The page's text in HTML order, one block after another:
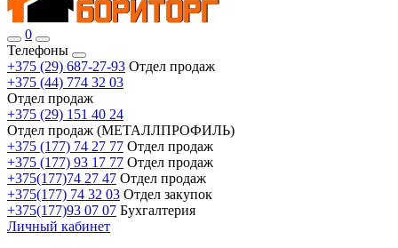
0
Телефоны
+375 (29) 687-27-93 Отдел продаж
+375 (44) 774 32 03
Отдел продаж
+375 (29) 151 40 24
Отдел продаж (МЕТАЛЛПРОФИЛЬ)
+375 (177) 74 27 77 Отдел продаж
+375 (177) 93 17 77 Отдел продаж
+375(177)74 27 47 Отдел продаж
+375(177) 74 32 03 Отдел закупок
+375(177)93 07 07 Бухгалтерия
Личный кабинет